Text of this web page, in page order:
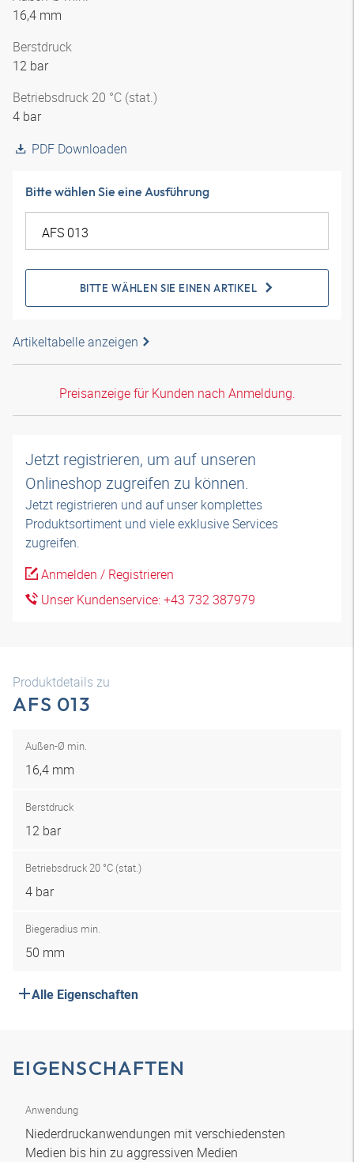
16,4 mm
Berstdruck
12 bar
Betriebsdruck 20 °C (stat.)
4 bar
PDF Downloaden
Bitte wählen Sie eine Ausführung
BITTE WÄHLEN SIE EINEN ARTIKEL
Artikeltabelle anzeigen
Preisanzeige für Kunden nach Anmeldung.
Jetzt registrieren, um auf unseren
Onlineshop zugreifen zu können.
Jetzt registrieren und auf unser komplettes
Produktsortiment und viele exklusive Services
zugreifen.
Anmelden / Registrieren
Unser Kundenservice: +43 732 387979
Produktdetails zu
AFS 013
Außen-Ø min.
16,4 mm
Berstdruck
12 bar
Betriebsdruck 20 °C (stat.)
4 bar
Biegeradius min.
50 mm
Alle Eigenschaften
EIGENSCHAFTEN
Anwendung
Niederdruckanwendungen mit verschiedensten
Medien bis hin zu aggressiven Medien